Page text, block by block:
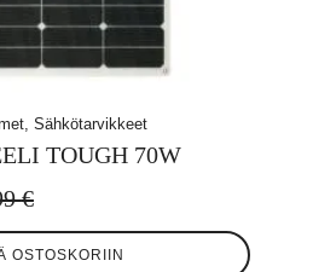
Sähkötarvikkeet
TOUGH 70W
€
OSTOSKORIIN